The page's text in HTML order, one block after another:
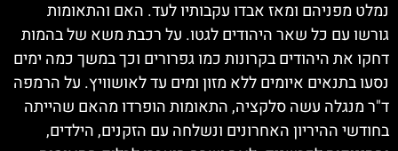
נמלט מפניהם ומאז אבדו עקבותיו לעד. האם והתאומות
גורשו עם כל שאר היהודים לגטו. על רכבת משא של בהמות
דחקו את היהודים בקרונות כמו גפרורים וכך במשך כמה ימים
נסעו בתנאים איומים ללא מזון ומים עד לאושוויץ. על הרמפה
ד"ר מנגלה עשה סלקציה, התאומות הופרדו מהאם שהייתה
בחודשי ההיריון האחרונים ונשלחה עם הזקנים, הילדים,